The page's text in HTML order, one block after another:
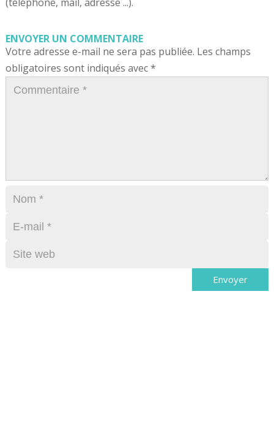
ENVOYER UN COMMENTAIRE
Votre adresse e-mail ne sera pas publiée. Les champs
obligatoires sont indiqués avec*